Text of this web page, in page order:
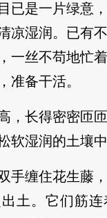
已是一片绿意
凉湿润。已有
一丝不苟地忙
准备干活。
，长得密密匝
软湿润的土壤中
手缠住花生藤
土。它们筋